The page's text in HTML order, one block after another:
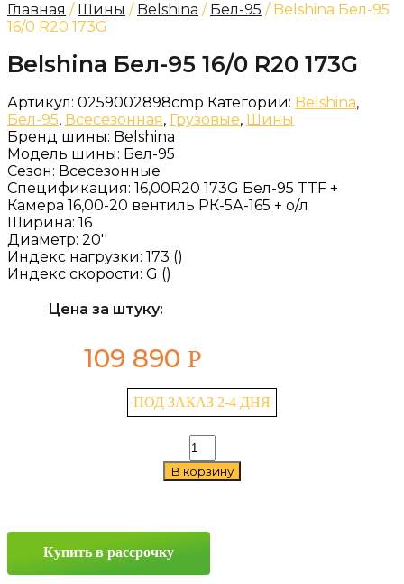
Главная / Шины / Belshina / Бел-95 / Belshina Бел-95
16/0 R20 173G
Belshina Бел-95 16/0 R20 173G
Артикул: 0259002898cmp Категории: Belshina,
Бел-95, Всесезонная, Грузовые, Шины
Бренд шины: Belshina
Модель шины: Бел-95
Сезон: Всесезонные
Спецификация: 16,00R20 173G Бел-95 TTF +
Камера 16,00-20 вентиль РК-5А-165 + о/л
Ширина: 16
Диаметр: 20''
Индекс нагрузки: 173 ()
Индекс скорости: G ()
Цена за штуку:
109 890 Р
ПОД ЗАКАЗ 2-4 ДНЯ
Количество
товара
Belshina
173G
В корзину
Купить в рассрочку